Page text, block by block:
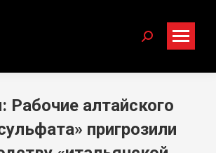
Search:
Рабочие алтайского
пригрозили